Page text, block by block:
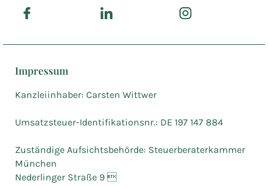
Impressum
Kanzleiinhaber: Carsten Wittwer
Umsatzsteuer-Identifikationsnr.: DE 197 147 884
Zuständige Aufsichtsbehörde: Steuerberaterkammer
München
Nederlinger Straße 9 